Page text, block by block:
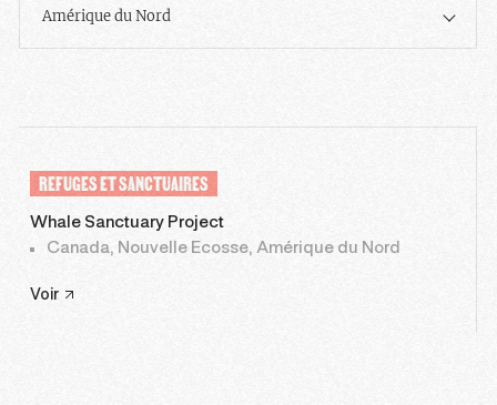
Amérique du Nord
REFUGES ET SANCTUAIRES
Whale Sanctuary Project
Canada, Nouvelle Ecosse, Amérique du Nord
Voir